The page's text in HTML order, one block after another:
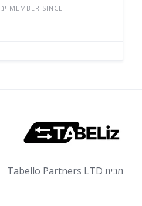
MEMBER SINCE ינואר 29, 2025
מבית Tabello Partners LTD